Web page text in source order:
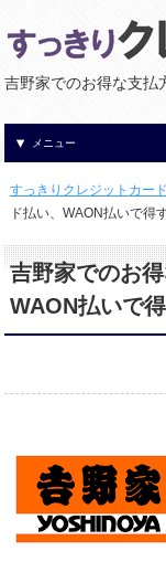
吉野家でのお得な支払
メニュー
すっきりクレジットカー
ド払い、WAON払いで得
吉野家でのお
WAON払いで